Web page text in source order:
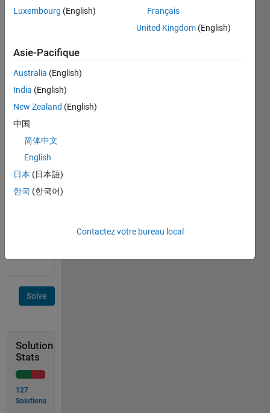
spaces.
between
the
(i.e.
'apple
pear'
'apple'
'pear'
for str
1 and 2,
Solve
Solution
Stats
127
Solutions
Luxembourg (English)
Français
United Kingdom (English)
Asie-Pacifique
Australia (English)
India (English)
New Zealand (English)
中国
简体中文
English
日本 (日本語)
한국 (한국어)
Contactez votre bureau local